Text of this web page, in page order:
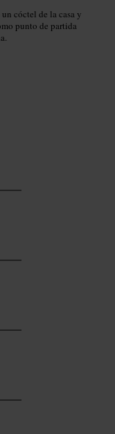
cóctel de la casa y
punto de partida